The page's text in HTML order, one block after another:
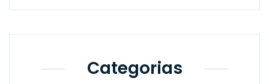
Categorias